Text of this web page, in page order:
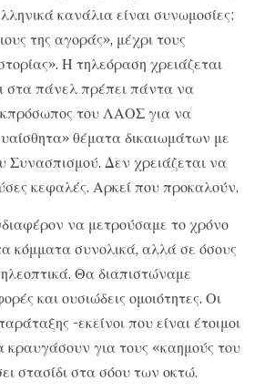
κανάλια είναι συνωμοσίες:
της αγοράς», μέχρι τους
Η τηλεόραση χρειάζεται
στα πάνελ πρέπει πάντα να
του ΛΑΟΣ για να
θέματα δικαιωμάτων με
Συνασπισμού. Δεν χρειάζεται να
κεφαλές. Αρκεί που προκαλούν.
να μετρούσαμε το χρόνο
κόμματα συνολικά, αλλά σε όσους
Θα διαπιστώναμε
και ουσιώδεις ομοιότητες. Οι
-εκείνοι που είναι έτοιμοι
για τους «καημούς του
στασίδι στα σόου των οκτώ.